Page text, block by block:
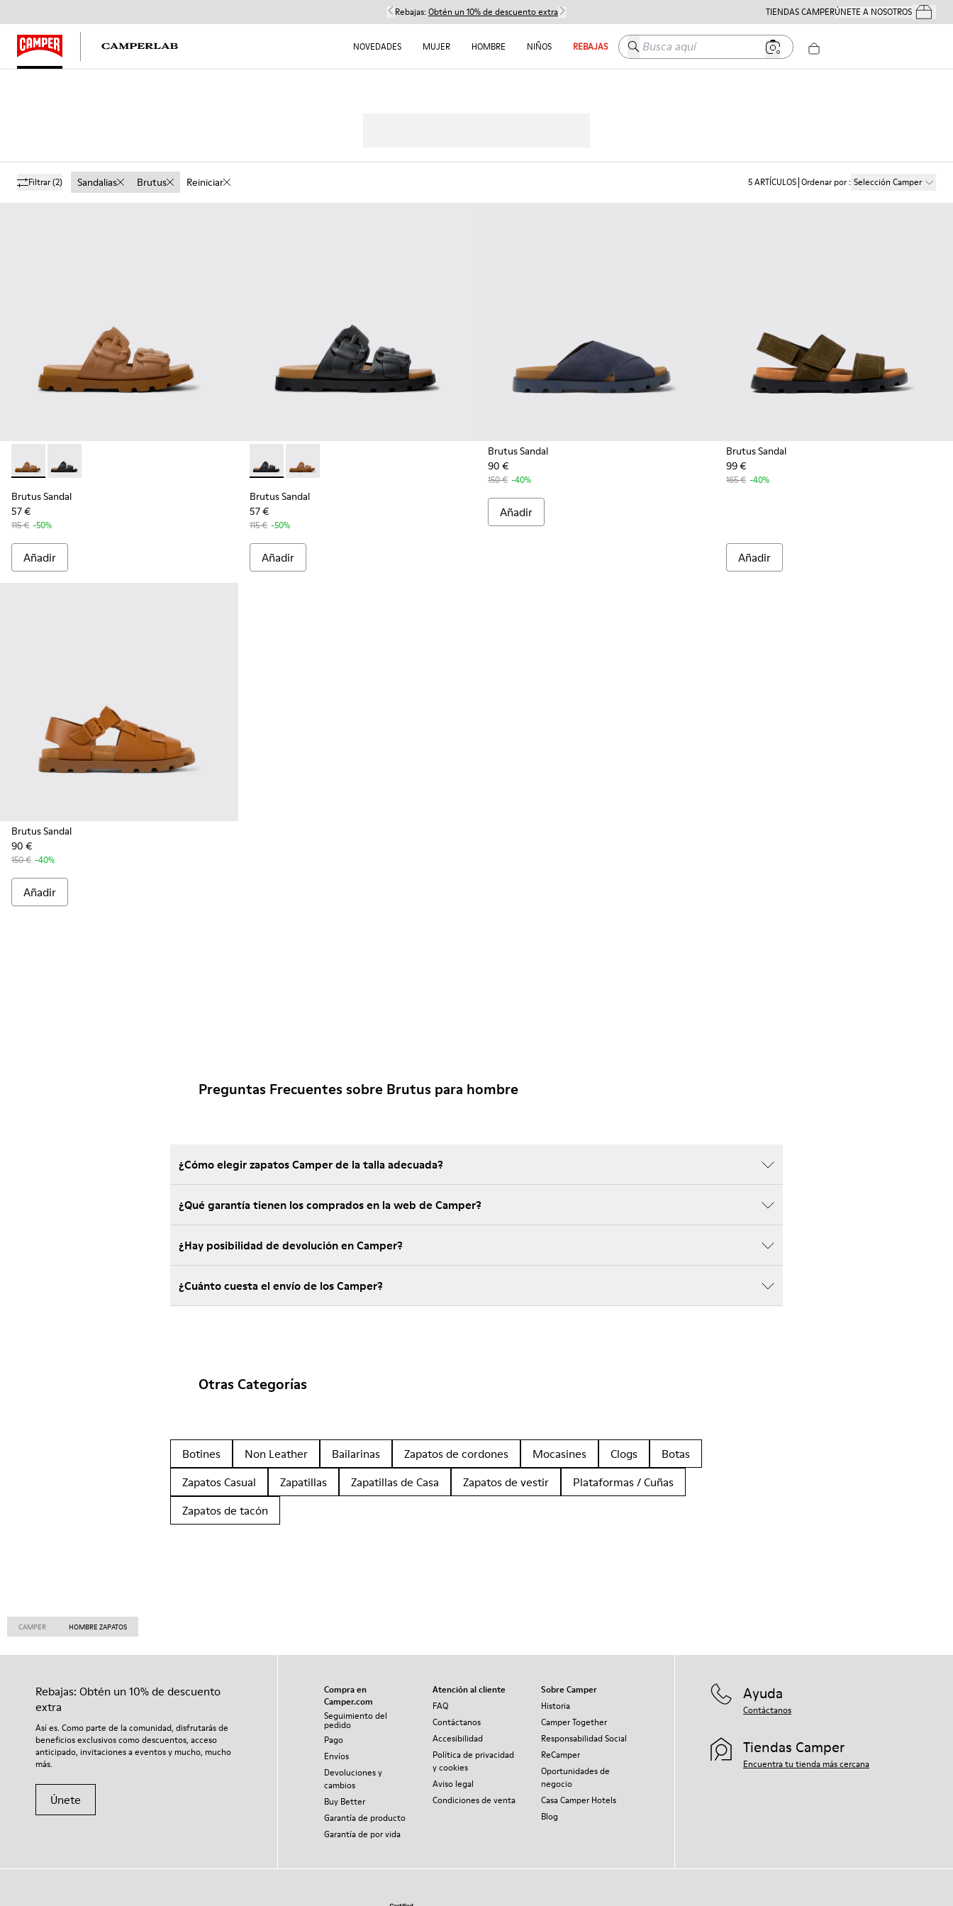
Rebajas: Obtén un 10% de descuento extra TIENDAS CAMPERÚNETE A NOSOTROSTus
NOVEDADES MUJER HOMBRE NIÑOS REBAJAS Busca aquí
Filtrar(2) Sandalias Brutus Reiniciar 5ARTÍCULOS Ordenar por: Selección Camper
Brutus Sandal - K101046-002 - Sandalias sintéticas marrones para hombre.
Brutus Sandal - K101046-001 - Sandalias sintéticas negras para hombre.
Brutus Sandal
57 €
115 € -50%
Añadir
Brutus Sandal - K101046-001 - Sandalias sintéticas negras para hombre.
Brutus Sandal - K101046-002 - Sandalias sintéticas marrones para hombre.
Brutus Sandal
57 €
115 € -50%
Añadir
Brutus Sandal
90 €
150 € -40%
Añadir
Brutus Sandal
99 €
165 € -40%
Añadir
Brutus Sandal
90 €
150 € -40%
Añadir
Preguntas Frecuentes sobre Brutus para hombre
¿Cómo elegir zapatos Camper de la talla adecuada?
¿Qué garantía tienen los comprados en la web de Camper?
¿Hay posibilidad de devolución en Camper?
¿Cuánto cuesta el envío de los Camper?
Otras Categorías
Botines Non Leather Bailarinas Zapatos de cordones Mocasines Clogs
Botas
Zapatos Casual
Zapatillas Zapatillas de Casa Zapatos de vestir
Plataformas / Cuñas
Zapatos de tacón
CAMPER HOMBRE ZAPATOS
Rebajas: Obtén un 10% de descuento
extra
Así es. Como parte de la comunidad, disfrutarás de
beneficios exclusivos como descuentos, acceso
anticipado, invitaciones a eventos y mucho, mucho
más.
Únete
Compra en
Camper.com
Seguimiento del
pedido
Pago
Envíos
Devoluciones y
cambios
Buy Better
Garantía de producto
Garantía de por vida
Atención al cliente
FAQ
Contáctanos
Accesibilidad
Política de privacidad
y cookies
Aviso legal
Condiciones de venta
Sobre Camper
Historia
Camper Together
Responsabilidad Social
ReCamper
Oportunidades de
negocio
Casa Camper Hotels
Blog
Ayuda
Contáctanos
Tiendas Camper
Encuentra tu tienda más cercana